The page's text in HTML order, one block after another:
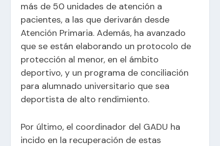
más de 50 unidades de atención a
pacientes, a las que derivarán desde
Atención Primaria. Además, ha avanzado
que se están elaborando un protocolo de
protección al menor, en el ámbito
deportivo, y un programa de conciliación
para alumnado universitario que sea
deportista de alto rendimiento.
Por último, el coordinador del GADU ha
incido en la recuperación de estas